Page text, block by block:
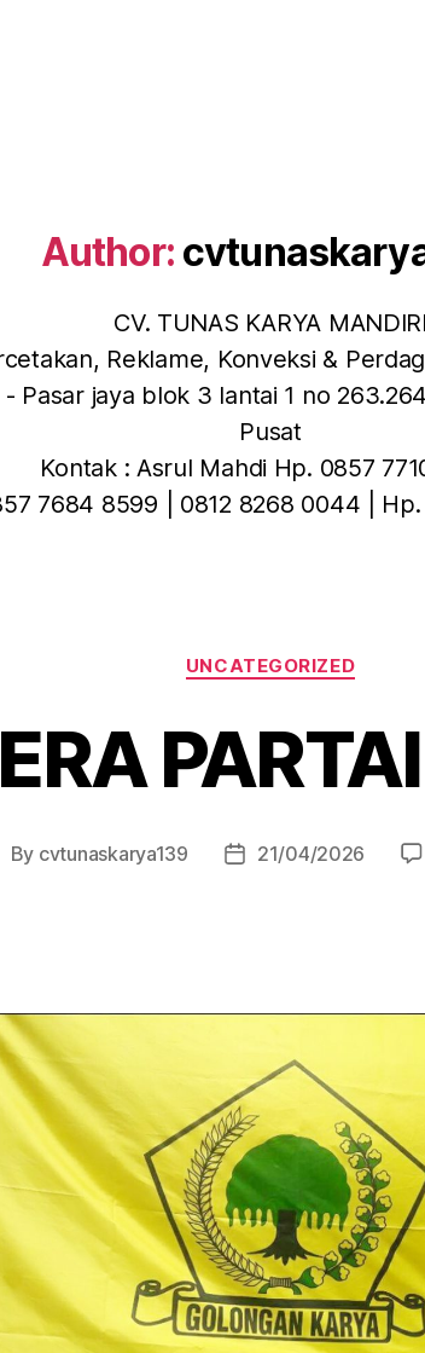
Author:
CV. TUNAS KARYA MANDIRI
Reklame, Konveksi &
Pasar jaya blok 3 lantai 1 no
Pusat
Kontak : Asrul Mahdi Hp. 0857
7684 8599 | 0812 8268 0044 | Hp.
UNCATEGORIZED
By cvtunaskarya139 21/04/2026